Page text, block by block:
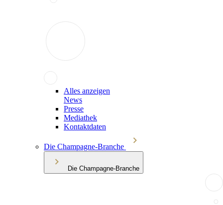
Alles anzeigen
News
Presse
Mediathek
Kontaktdaten
Die Champagne-Branche
Die Champagne-Branche